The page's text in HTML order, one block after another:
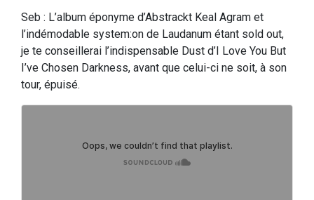
Seb : L’album éponyme d’Abstrackt Keal Agram et
l’indémodable system:on de Laudanum étant sold out,
je te conseillerai l’indispensable Dust d’I Love You But
I’ve Chosen Darkness, avant que celui-ci ne soit, à son
tour, épuisé.